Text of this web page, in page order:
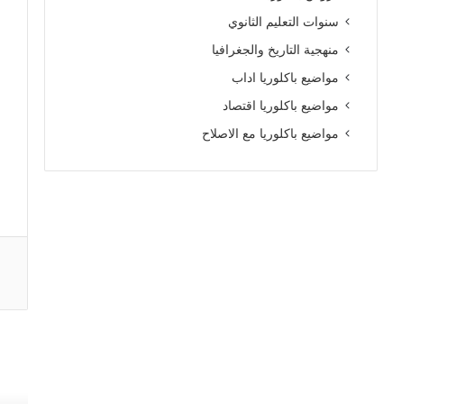
سنوات التعليم الثانوي
منهجية التاريخ والجغرافيا
مواضيع باكلوريا اداب
مواضيع باكلوريا اقتصاد
مواضيع باكلوريا مع الاصلاح